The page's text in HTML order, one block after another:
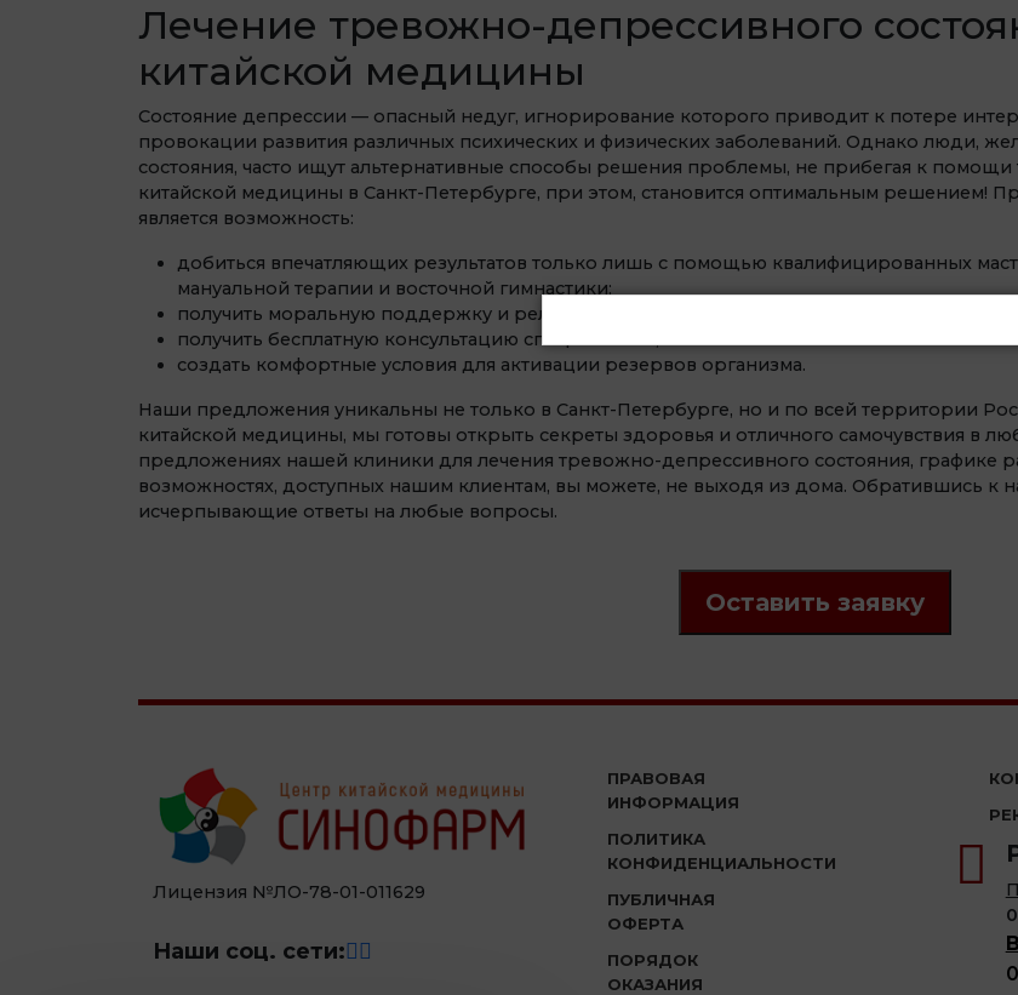
Лечение тревожно-депрессивного
китайской медицины
Состояние депрессии — опасный недуг, игнорирование которого приводит к потере
провокации развития различных психических и физических заболеваний. Однако люди,
состояния, часто ищут альтернативные способы решения проблемы, не прибегая к
китайской медицины в Санкт-Петербурге, при этом, становится оптимальным
является возможность:
добиться впечатляющих результатов только лишь с помощью квалифицированных
мануальной терапии и восточной гимнастики;
получить моральную поддержку и релакс во время сеансов;
получить бесплатную консультацию специалистов;
создать комфортные условия для активации резервов организма.
Наши предложения уникальны не только в Санкт-Петербурге, но и по всей территории
китайской медицины, мы готовы открыть секреты здоровья и отличного самочувствия в
предложениях нашей клиники для лечения тревожно-депрессивного состояния, графике
возможностях, доступных нашим клиентам, вы можете, не выходя из дома. Обратившись к
исчерпывающие ответы на любые вопросы.
Оставить заявку
Лицензия №ЛО-78-01-011629
Наши соц. сети:
ПРАВОВАЯ
ИНФОРМАЦИЯ
ПОЛИТИКА
КОНФИДЕНЦИАЛЬНОСТИ
ПУБЛИЧНАЯ
ОФЕРТА
ПОРЯДОК
ОКАЗАНИЯ